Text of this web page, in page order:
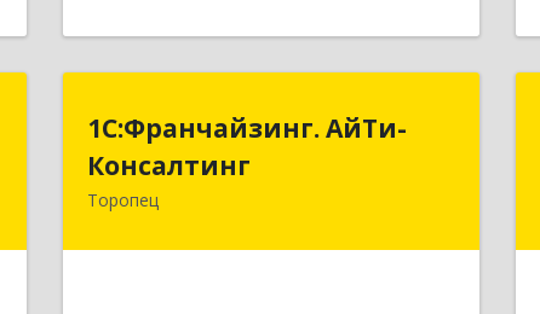
1С:Франчайзинг. АйТи-
Консалтинг
Торопец
1С:Франчайзинг. АйТи-
Консалтинг
172840, Тверская обл, Торопец г,